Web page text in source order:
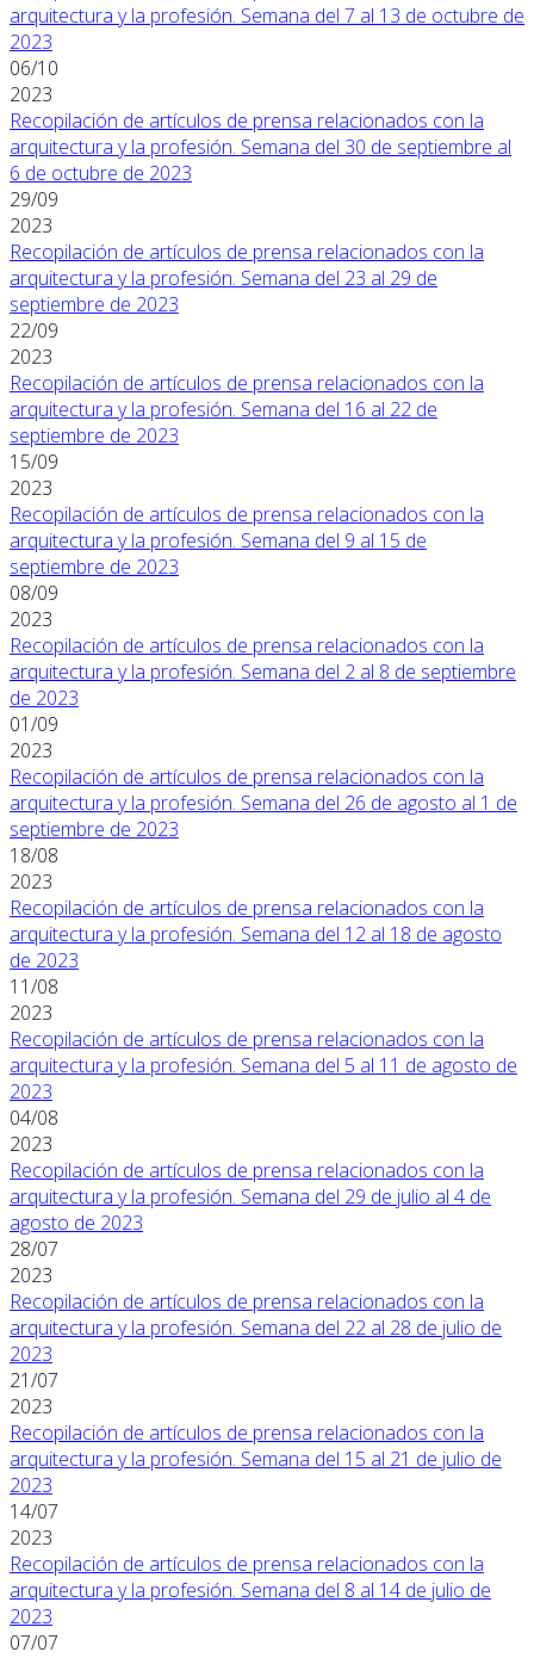
arquitectura y la profesión. Semana del 7 al 13 de octubre de
2023
06/10
2023
Recopilación de artículos de prensa relacionados con la
arquitectura y la profesión. Semana del 30 de septiembre al
6 de octubre de 2023
29/09
2023
Recopilación de artículos de prensa relacionados con la
arquitectura y la profesión. Semana del 23 al 29 de
septiembre de 2023
22/09
2023
Recopilación de artículos de prensa relacionados con la
arquitectura y la profesión. Semana del 16 al 22 de
septiembre de 2023
15/09
2023
Recopilación de artículos de prensa relacionados con la
arquitectura y la profesión. Semana del 9 al 15 de
septiembre de 2023
08/09
2023
Recopilación de artículos de prensa relacionados con la
arquitectura y la profesión. Semana del 2 al 8 de septiembre
de 2023
01/09
2023
Recopilación de artículos de prensa relacionados con la
arquitectura y la profesión. Semana del 26 de agosto al 1 de
septiembre de 2023
18/08
2023
Recopilación de artículos de prensa relacionados con la
arquitectura y la profesión. Semana del 12 al 18 de agosto
de 2023
11/08
2023
Recopilación de artículos de prensa relacionados con la
arquitectura y la profesión. Semana del 5 al 11 de agosto de
2023
04/08
2023
Recopilación de artículos de prensa relacionados con la
arquitectura y la profesión. Semana del 29 de julio al 4 de
agosto de 2023
28/07
2023
Recopilación de artículos de prensa relacionados con la
arquitectura y la profesión. Semana del 22 al 28 de julio de
2023
21/07
2023
Recopilación de artículos de prensa relacionados con la
arquitectura y la profesión. Semana del 15 al 21 de julio de
2023
14/07
2023
Recopilación de artículos de prensa relacionados con la
arquitectura y la profesión. Semana del 8 al 14 de julio de
2023
07/07